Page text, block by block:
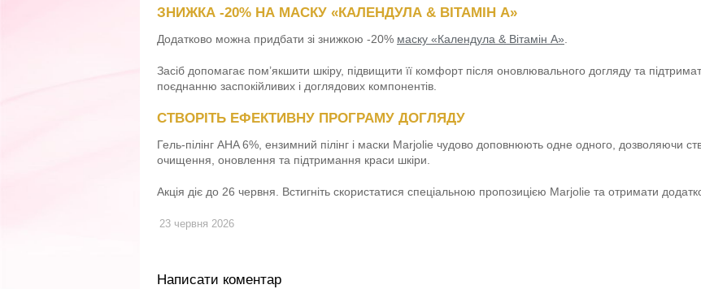
ЗНИЖКА -20% НА МАСКУ «КАЛЕНДУЛА & ВІТАМІН А»
Додатково можна придбати зі знижкою -20% маску «Календула & Вітамін А»
Засіб допомагає пом’якшити шкіру, підвищити її комфорт після оновлювального догляду та
поєднанню заспокійливих і доглядових компонентів.
СТВОРІТЬ ЕФЕКТИВНУ ПРОГРАМУ ДОГЛЯДУ
Гель-пілінг AHA 6%, ензимний пілінг і маски Marjolie чудово доповнюють одне одного, дозволяючи
очищення, оновлення та підтримання краси шкіри.
Акція діє до 26 червня. Встигніть скористатися спеціальною пропозицією Marjolie та отримати
23 червня 2026
Написати коментар